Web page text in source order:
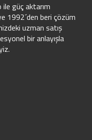
güç aktarım
1992´den beri çözüm
uzman satış
bir anlayışla